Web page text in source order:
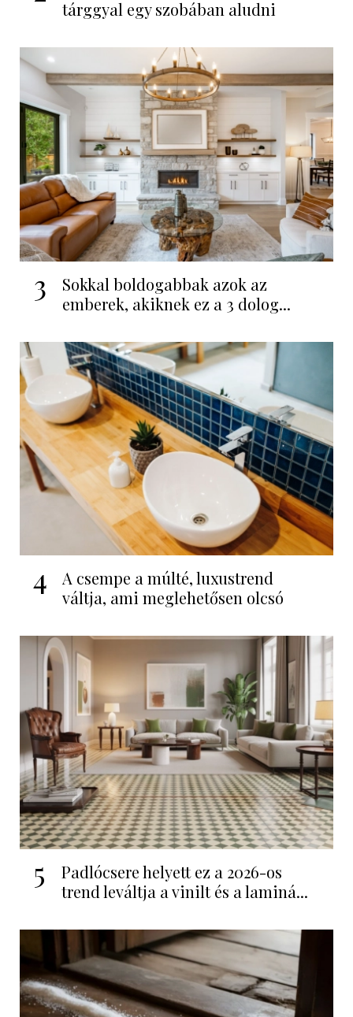
tárggyal egy szobában aludni
3
Sokkal boldogabbak azok az
emberek, akiknek ez a 3 dolog...
4
A csempe a múlté, luxustrend
váltja, ami meglehetősen olcsó
5
Padlócsere helyett ez a 2026-os
trend leváltja a vinilt és a laminá...